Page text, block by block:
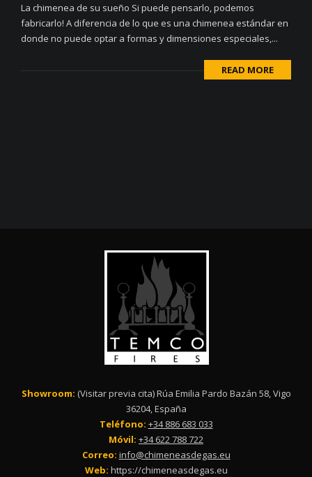
La chimenea de su sueño Si puede pensarlo, podemos
fabricarlo! A diferencia de lo que es una chimenea estándar en
donde no puede optar a formas y dimensiones especiales,...
READ MORE
Showroom: (Visitar previa cita) Rúa Emilia Pardo Bazán 58, Vigo
36204, España
Teléfono: +34 886 683 033
Móvil: +34 622 788 722
Correo: info@chimeneasdegas.eu
Web: https://chimeneasdegas.eu